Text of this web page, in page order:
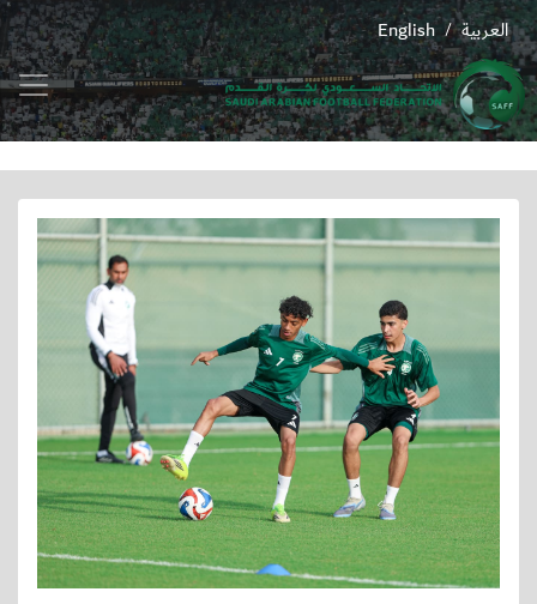
English / العربية